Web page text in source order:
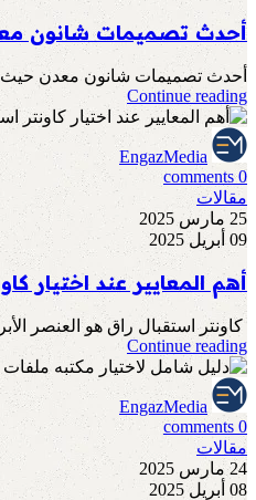
أحدث تصميمات شانون
أحدث تصميمات شانون معدن حيث
Continue reading
EngazMedia
0
comments
مقالات
25 مارس 2025
09 أبريل 2025
أهم المعايير عند اختيار
كاونتر استقبال راق هو العنصر
Continue reading
EngazMedia
0
comments
مقالات
24 مارس 2025
08 أبريل 2025